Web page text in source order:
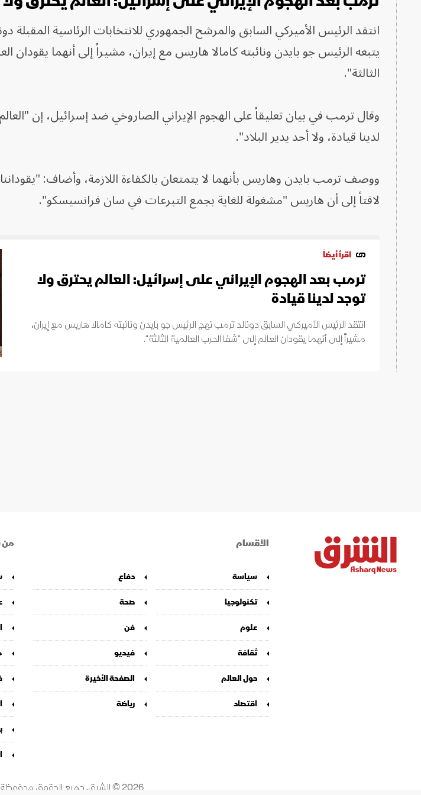
انتقد الرئيس الأميركي السابق والمرشح الجمهوري للانتخابات الرئاسية المقبلة
يتبعه الرئيس جو بايدن ونائبته كامالا هاريس مع إيران، مشيراً إلى أنهما يقودان
الثالثة".
وقال ترمب في بيان تعليقاً على الهجوم الإيراني الصاروخي ضد إسرائيل، إن
لدينا قيادة، ولا أحد يدير البلاد".
ووصف ترمب بايدن وهاريس بأنهما لا يتمتعان بالكفاءة اللازمة، وأضاف: "يقوداننا
لافتاً إلى أن هاريس "مشغولة للغاية بجمع التبرعات في سان فرانسيسكو".
اقرأ أيضاً
ترمب بعد الهجوم الإيراني على إسرائيل: العالم يحترق ولا
توجد لدينا قيادة
انتقد الرئيس الأميركي السابق دونالد ترمب نهج الرئيس جو بايدن ونائبته كامالا هاريس مع إيران،
مشيراً إلى أنهما يقودان العالم إلى "شفا الحرب العالمية الثالثة".
الأقسام
سياسة
دفاع
تكنولوجيا
صحة
علوم
فن
ثقافة
فيديو
حول العالم
الصفحة الأخيرة
اقتصاد
رياضة
من
2026 © الشرق. جميع الحقوق محفوظة.